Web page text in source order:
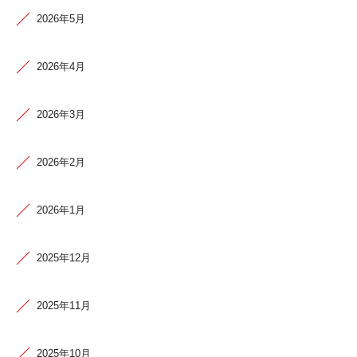
2026年5月
2026年4月
2026年3月
2026年2月
2026年1月
2025年12月
2025年11月
2025年10月